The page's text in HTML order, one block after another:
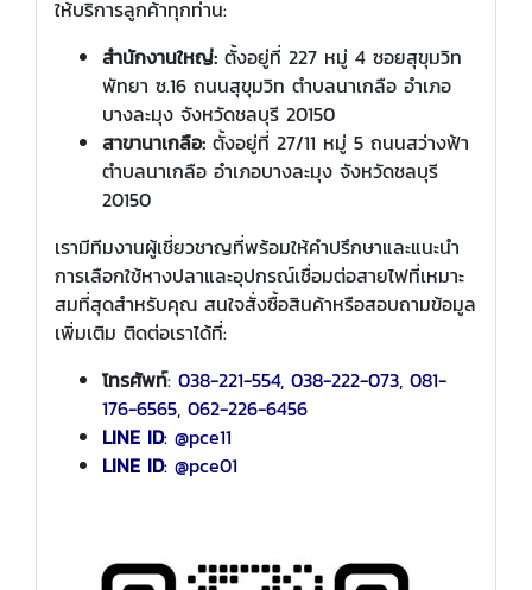
ให้บริการลูกค้าทุกท่าน:
สำนักงานใหญ่: ตั้งอยู่ที่ 227 หมู่ 4 ซอยสุขุมวิท
พัทยา ซ.16 ถนนสุขุมวิท ตำบลนาเกลือ อำเภอ
บางละมุง จังหวัดชลบุรี 20150
สาขานาเกลือ: ตั้งอยู่ที่ 27/11 หมู่ 5 ถนนสว่างฟ้า
ตำบลนาเกลือ อำเภอบางละมุง จังหวัดชลบุรี
20150
เรามีทีมงานผู้เชี่ยวชาญที่พร้อมให้คำปรึกษาและแนะนำ
การเลือกใช้หางปลาและอุปกรณ์เชื่อมต่อสายไฟที่เหมาะ
สมที่สุดสำหรับคุณ สนใจสั่งซื้อสินค้าหรือสอบถามข้อมูล
เพิ่มเติม ติดต่อเราได้ที่:
โทรศัพท์: 038-221-554, 038-222-073, 081-
176-6565, 062-226-6456
LINE ID: @pce11
LINE ID: @pce01